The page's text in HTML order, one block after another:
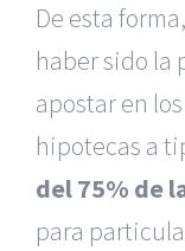
De esta
haber sido la
apostar en
hipotecas a
del 75% de
para